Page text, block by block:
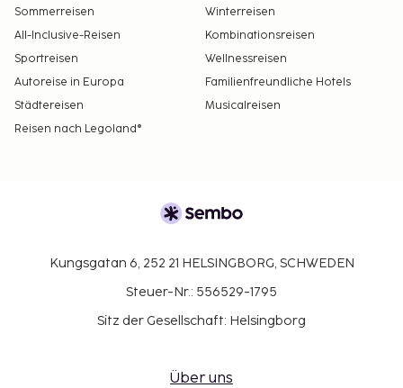
Sommerreisen
Winterreisen
All-Inclusive-Reisen
Kombinationsreisen
Sportreisen
Wellnessreisen
Autoreise in Europa
Familienfreundliche Hotels
Städtereisen
Musicalreisen
Reisen nach Legoland®
Kungsgatan 6, 252 21 HELSINGBORG, SCHWEDEN
Steuer-Nr.: 556529-1795
Sitz der Gesellschaft: Helsingborg
Über uns